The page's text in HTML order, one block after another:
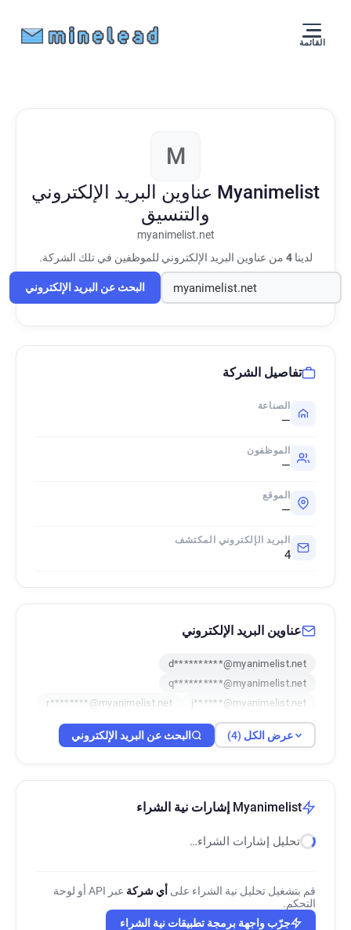
القائمة
M
Myanimelist عناوين البريد الإلكتروني
والتنسيق
myanimelist.net
لدينا4 من عناوين البريد الإلكتروني للموظفين في تلك الشركة.
البحث عن البريد الإلكتروني
تفاصيل الشركة
الصناعة
—
الموظفون
—
الموقع
—
البريد الإلكتروني المكتشف
4
عناوين البريد الإلكتروني
d**********@myanimelist.net
q**********@myanimelist.net
j******@myanimelist.net
r********@myanimelist.net
عرض الكل (4) البحث عن البريد الإلكتروني
Myanimelist إشارات نية الشراء
تحليل إشارات الشراء…
قم بتشغيل تحليل نية الشراء على أي شركة
عبر API أو لوحة
التحكم.
جرّب واجهة برمجة تطبيقات نية الشراء